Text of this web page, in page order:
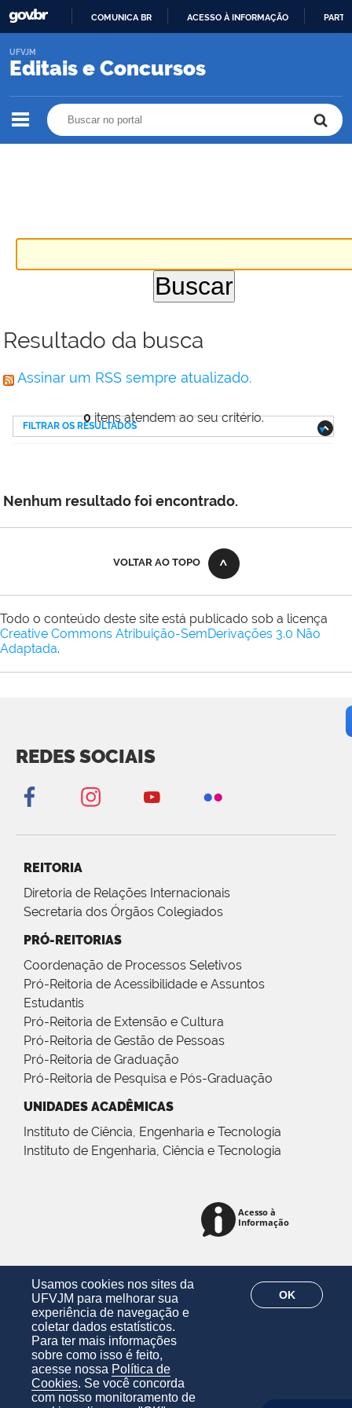
Usamos cookies nos sites da
UFVJM para melhorar sua
experiência de navegação e
coletar dados estatísticos.
Para ter mais informações
sobre como isso é feito,
acesse nossa Política de
Cookies. Se você concorda
com nosso monitoramento de
OK
O
COMUNICA BR ACESSO À INFORMAÇÃO
Editais e Concursos
UFVJM
Resultado da busca
Assinar um RSS sempre atualizado.
0itens atendem ao seu critério.
FILTRAR OS RESULTADOS
Nenhum resultado foi encontrado.
VOLTAR AO TOPO
Todo o conteúdo deste site está publicado sob a licença
Creative Commons Atribuição-SemDerivações 3.0 Não
Adaptada.
REDES SOCIAIS
REITORIA
Diretoria de Relações Internacionais
Secretaria dos Órgãos Colegiados
PRÓ-REITORIAS
Coordenação de Processos Seletivos
Pró-Reitoria de Acessibilidade e Assuntos
Estudantis
Pró-Reitoria de Extensão e Cultura
Pró-Reitoria de Gestão de Pessoas
Pró-Reitoria de Graduação
Pró-Reitoria de Pesquisa e Pós-Graduação
UNIDADES ACADÊMICAS
Instituto de Ciência, Engenharia e Tecnologia
Instituto de Engenharia, Ciência e Tecnologia